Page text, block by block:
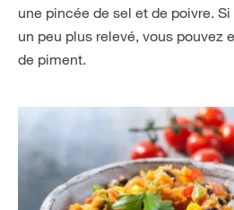
une pincée de sel et de poivre.
un peu plus relevé, vous pouvez
de piment.